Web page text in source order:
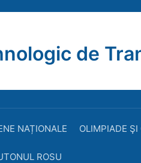
de
NAȚIONALE OLIMPIADE
ROSU